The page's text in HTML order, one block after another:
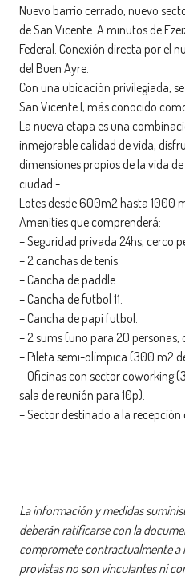
Nuevo barrio cerrado, nuevo
de San Vicente. A minutos de
Federal. Conexión directa por el
del Buen Ayre.
Con una ubicación privilegiada,
San Vicente I, más conocido
La nueva etapa es una
inmejorable calidad de vida,
dimensiones propios de la vida
ciudad.-
Lotes desde 600m2 hasta 1000
Amenities que comprenderá:
– Seguridad privada 24hs, cerco
– 2 canchas de tenis.
– Cancha de paddle.
– Cancha de futbol 11.
– Cancha de papi futbol.
– 2 sums (uno para 20 personas,
– Pileta semi-olímpica (300 m2
– Oficinas con sector coworking
sala de reunión para 10p).
– Sector destinado a la
La información y medidas
deberán ratificarse con la
compromete contractualmente a
provistas no son vinculantes ni